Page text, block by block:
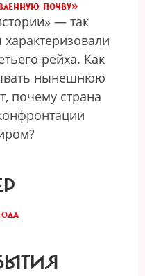
почву»
— так
рейха. Как
нынешнюю
почему страна